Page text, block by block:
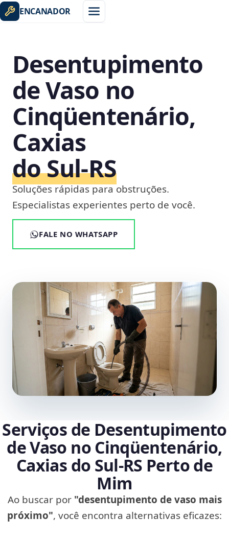
ENCANADOR
Desentupimento
de Vaso no
Cinqüentenário,
Caxias
do Sul‑RS
Soluções rápidas para obstruções.
Especialistas experientes perto de você.
FALE NO WHATSAPP
Serviços de Desentupimento
de Vaso no Cinqüentenário,
Caxias do Sul‑RS Perto de
Mim
Ao buscar por "desentupimento de vaso mais
próximo", você encontra alternativas eficazes: